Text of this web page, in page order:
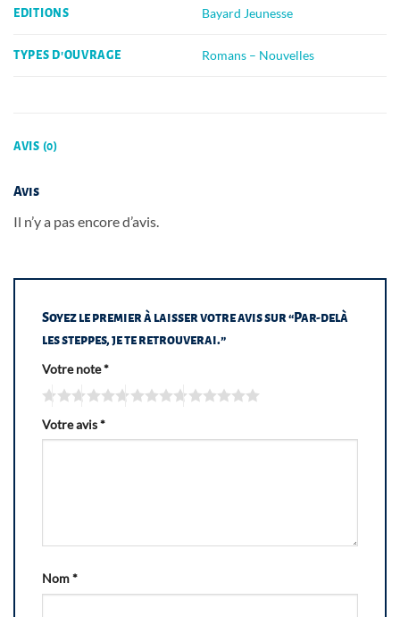
EDITIONS Bayard Jeunesse
TYPES D'OUVRAGE Romans – Nouvelles
AVIS (0)
Avis
Il n’y a pas encore d’avis.
Soyez le premier à laisser votre avis sur “Par-delà
les steppes, je te retrouverai.”
Votre note*
Votre avis*
Nom*